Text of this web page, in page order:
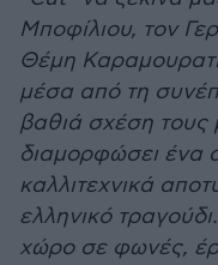
Μποφίλιου, τον
Θέμη
μέσα από τη
βαθιά σχέση τους
διαμορφώσει ένα
καλλιτεχνικά
ελληνικό
χώρο σε φωνές,